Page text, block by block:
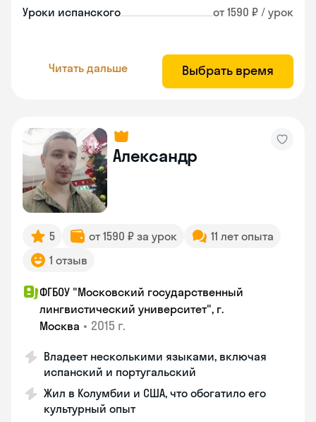
Уроки испанского от 1590 ₽ / урок
Читать дальше Выбрать время
Александр
5 от 1590 ₽ за урок
11 лет опыта
1 отзыв
ФГБОУ "Московский государственный
лингвистический университет", г.
Москва • 2015 г.
Владеет несколькими языками, включая
испанский и португальский
Жил в Колумбии и США, что обогатило его
культурный опыт